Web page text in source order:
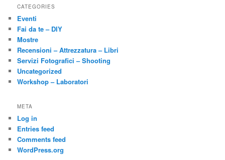
CATEGORIES
Eventi
Fai da te – DIY
Mostre
Recensioni – Attrezzatura – Libri
Servizi Fotografici – Shooting
Uncategorized
Workshop – Laboratori
META
Log in
Entries feed
Comments feed
WordPress.org